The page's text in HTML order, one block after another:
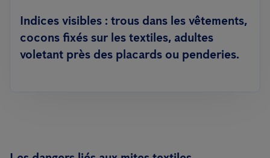
Indices visibles : trous dans les vêtements,
cocons fixés sur les textiles, adultes
voletant près des placards ou penderies.